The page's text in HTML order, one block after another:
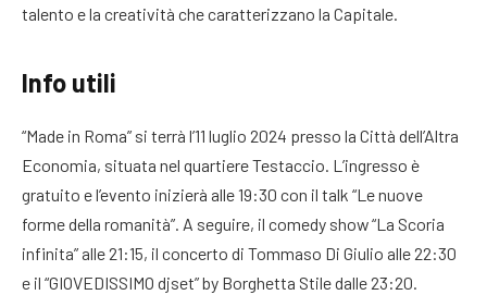
talento e la creatività che caratterizzano la Capitale.
Info utili
“Made in Roma” si terrà l’11 luglio 2024 presso la Città dell’Altra
Economia, situata nel quartiere Testaccio. L’ingresso è
gratuito e l’evento inizierà alle 19:30 con il talk “Le nuove
forme della romanità”. A seguire, il comedy show “La Scoria
infinita” alle 21:15, il concerto di Tommaso Di Giulio alle 22:30
e il “GIOVEDISSIMO djset” by Borghetta Stile dalle 23:20.